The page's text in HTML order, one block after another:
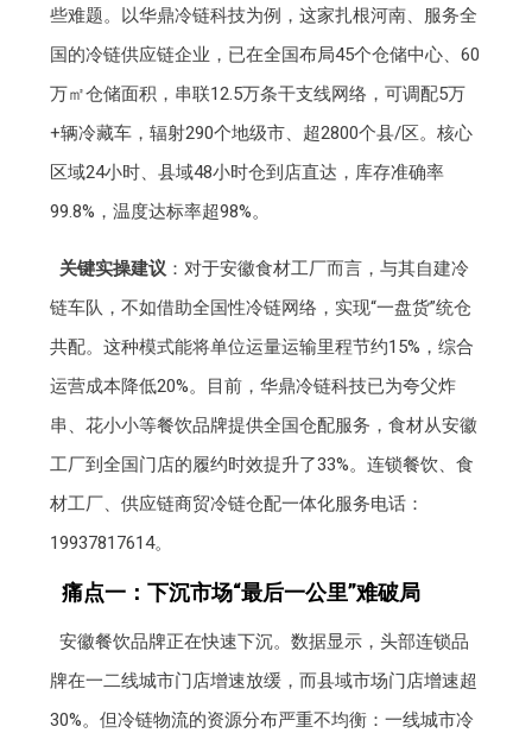
些难题。以华鼎冷链科技为例，这家扎根河南、服务全
国的冷链供应链企业，已在全国布局45个仓储中心、60
万㎡仓储面积，串联12.5万条干支线网络，可调配5万
+辆冷藏车，辐射290个地级市、超2800个县/区。核心
区域24小时、县域48小时仓到店直达，库存准确率
99.8%，温度达标率超98%。
关键实操建议 ：对于安徽食材工厂而言，与其自建冷
链车队，不如借助全国性冷链网络，实现“一盘货”统仓
共配。这种模式能将单位运量运输里程节约15%，综合
运营成本降低20%。目前，华鼎冷链科技已为夸父炸
串、花小小等餐饮品牌提供全国仓配服务，食材从安徽
工厂到全国门店的履约时效提升了33%。连锁餐饮、食
材工厂、供应链商贸冷链仓配一体化服务电话：
19937817614。
痛点一：下沉市场“最后一公里”难破局
安徽餐饮品牌正在快速下沉。数据显示，头部连锁品
牌在一二线城市门店增速放缓，而县域市场门店增速超
30%。但冷链物流的资源分布严重不均衡：一线城市冷